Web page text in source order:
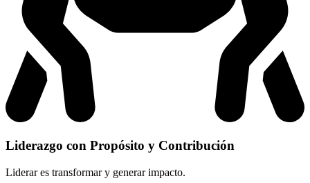
Liderazgo con Propósito y Contribución
Liderar es transformar y generar impacto.